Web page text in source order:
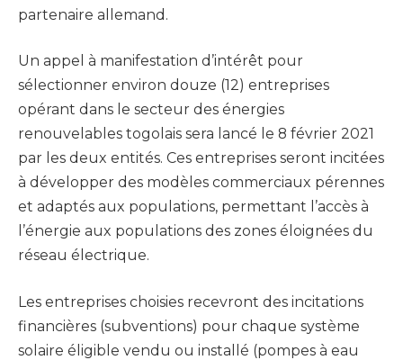
partenaire allemand.
Un appel à manifestation d’intérêt pour
sélectionner environ douze (12) entreprises
opérant dans le secteur des énergies
renouvelables togolais sera lancé le 8 février 2021
par les deux entités. Ces entreprises seront incitées
à développer des modèles commerciaux pérennes
et adaptés aux populations, permettant l’accès à
l’énergie aux populations des zones éloignées du
réseau électrique.
Les entreprises choisies recevront des incitations
financières (subventions) pour chaque système
solaire éligible vendu ou installé (pompes à eau